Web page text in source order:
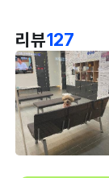
리뷰127